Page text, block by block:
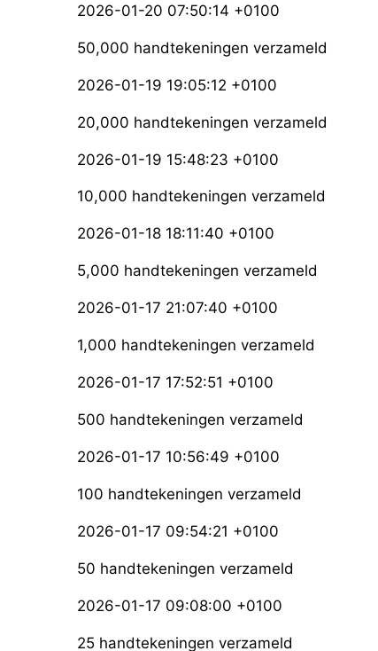
2026-01-20 07:50:14 +0100
50,000 handtekeningen verzameld
2026-01-19 19:05:12 +0100
20,000 handtekeningen verzameld
2026-01-19 15:48:23 +0100
10,000 handtekeningen verzameld
2026-01-18 18:11:40 +0100
5,000 handtekeningen verzameld
2026-01-17 21:07:40 +0100
1,000 handtekeningen verzameld
2026-01-17 17:52:51 +0100
500 handtekeningen verzameld
2026-01-17 10:56:49 +0100
100 handtekeningen verzameld
2026-01-17 09:54:21 +0100
50 handtekeningen verzameld
2026-01-17 09:08:00 +0100
25 handtekeningen verzameld